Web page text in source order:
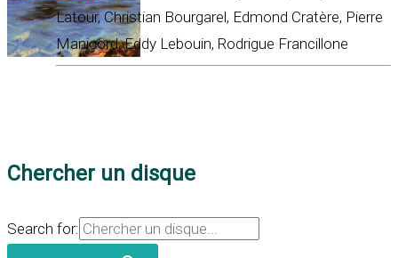
Latour, Christian Bourgarel, Edmond Cratère, Pierre
Manicord, Eddy Lebouin, Rodrigue Francillone
Chercher un disque
Search for: